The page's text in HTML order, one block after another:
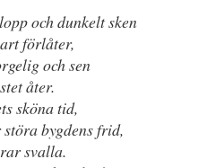
och dunkelt sken
förlåter,
och sen
åter.
sköna tid,
bygdens frid,
svalla.